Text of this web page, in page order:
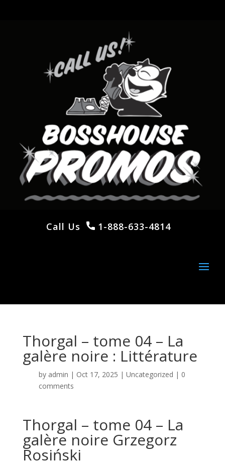
Call Us 1-888-633-4814
Thorgal – tome 04 – La
galère noire : Littérature
by admin | Oct 17, 2025 | Uncategorized | 0
comments
Thorgal – tome 04 – La
galère noire Grzegorz
Rosiński